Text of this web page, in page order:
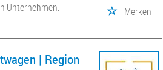
Unternehmen.
Merken
| Region